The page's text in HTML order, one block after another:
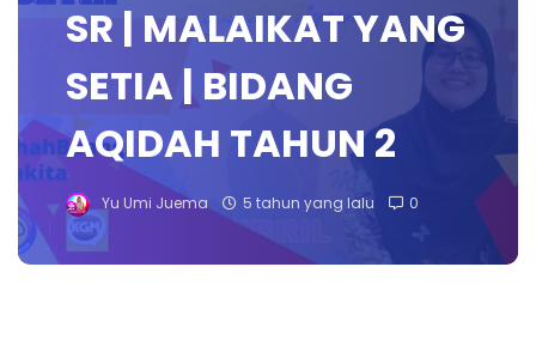
SR | MALAIKAT YANG
SETIA | BIDANG
AQIDAH TAHUN 2
Yu Umi Juema 5 tahun yang lalu 0